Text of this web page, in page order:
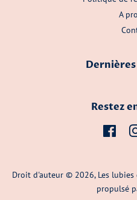
A
Restez
Droit d'auteur © 2026, Les lubies
propulsé